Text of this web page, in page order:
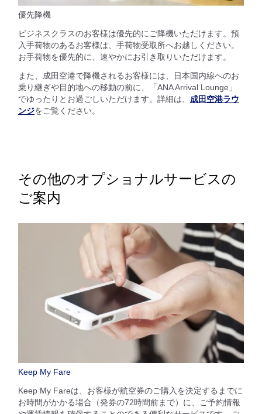
優先降機
ビジネスクラスのお客様は優先的にご降機いただけます。預
入手荷物のあるお客様は、手荷物受取所へお越しください。
お手荷物を優先的に、速やかにお引き取りいただけます。
また、成田空港で降機されるお客様には、日本国内線へのお
乗り継ぎや目的地への移動の前に、「ANA Arrival Lounge」
でゆったりとお過ごしいただけます。詳細は、 成田空港ラウ
ンジをご覧ください。
その他のオプショナルサービスの
ご案内
Keep My Fare
Keep My Fareは、お客様が航空券のご購入を決定するまでに
お時間がかかる場合（発券の72時間前まで）に、ご予約情報